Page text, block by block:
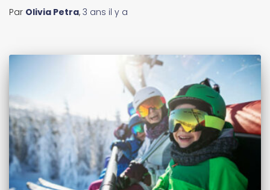
Par Olivia Petra, 3 ans il y a